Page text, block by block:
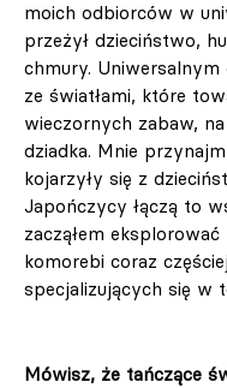
moich odbiorców w
przeżył dzieciństwo,
chmury.
ze światłami, które
wieczornych zabaw,
dziadka. Mnie
kojarzyły się z
Japończycy łączą to
zacząłem
komorebi coraz
specjalizujących się w
Mówisz, że tańczące